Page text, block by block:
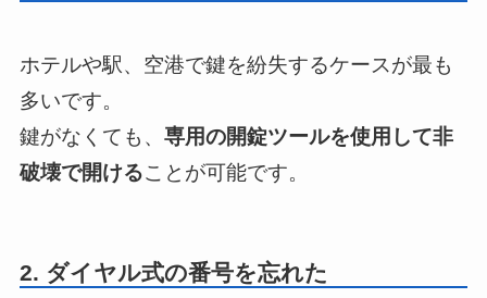
ホテルや駅、空港で鍵を紛失するケースが最も
多いです。
鍵がなくても、 専用の開錠ツールを使用して非
破壊で開けることが可能です。
2. ダイヤル式の番号を忘れた